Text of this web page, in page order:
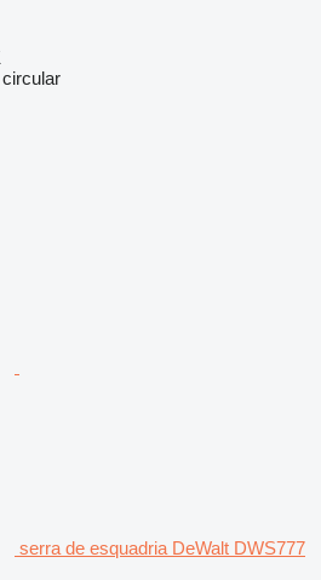
serra de esquadria DeWalt DWS777